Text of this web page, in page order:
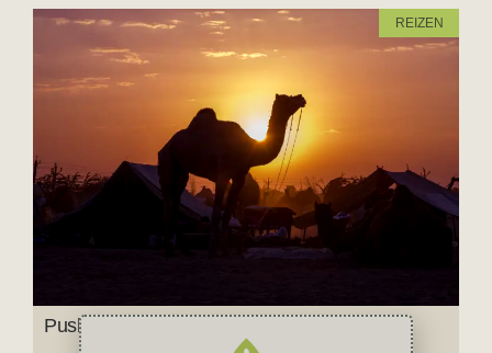
REIZEN
Pushkar: het spirituele hart van Rajasthan